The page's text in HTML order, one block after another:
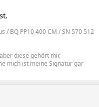
/ BQ PP10 400 CM / SN 570 512
diese gehört mir.
mich ist meine Signatur gar